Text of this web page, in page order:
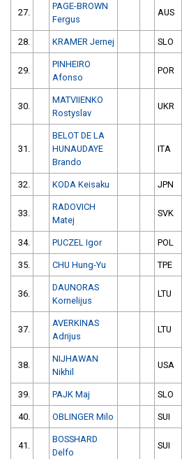
27.
PAGE-BROWN
Fergus
AUS
28. KRAMER Jernej SLO
29.
PINHEIRO
Afonso
POR
30.
MATVIIENKO
Rostyslav
UKR
31.
BELOT DE LA
HUNAUDAYE
Brando
ITA
32. KODA Keisaku JPN
33.
RADOVICH
Matej
SVK
34. PUCZEL Igor POL
35. CHU Hung-Yu TPE
36.
DAUNORAS
Kornelijus
LTU
37.
AVERKINAS
Adrijus
LTU
38.
NIJHAWAN
Nikhil
USA
39. PAJK Maj SLO
40. OBLINGER Milo SUI
41.
BOSSHARD
Delfo
SUI